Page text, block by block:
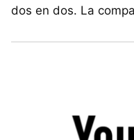
dos en dos. La